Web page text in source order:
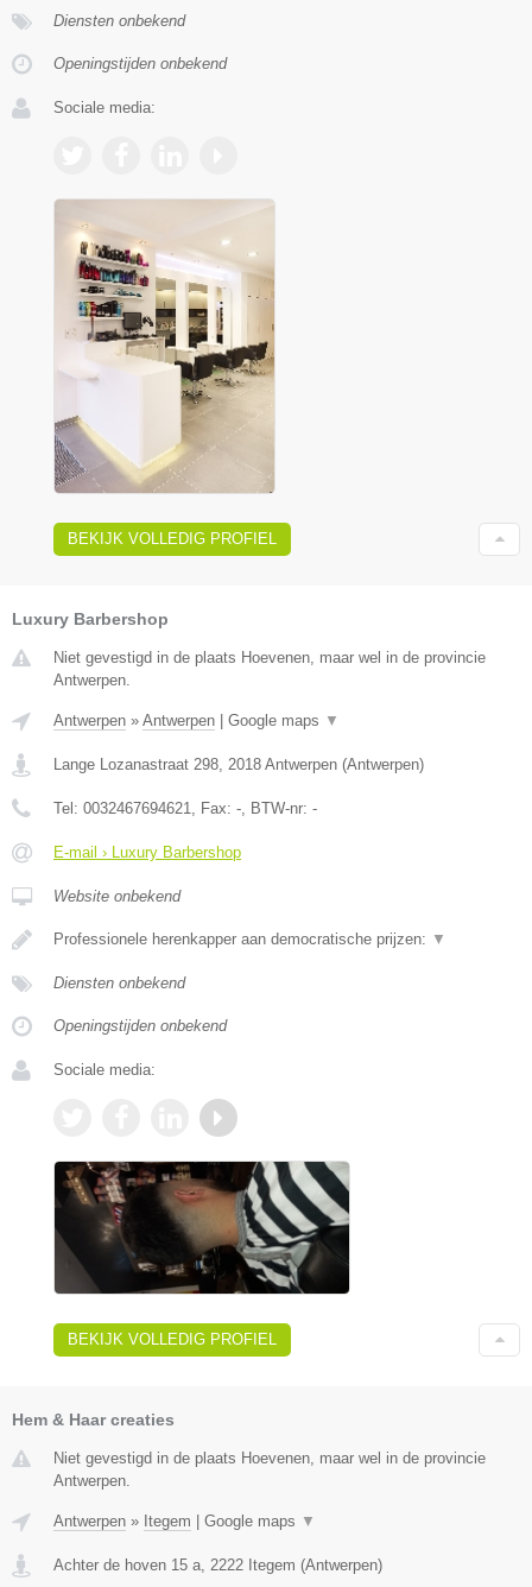
Diensten onbekend
Openingstijden onbekend
Sociale media:
BEKIJK VOLLEDIG PROFIEL
Luxury Barbershop
Niet gevestigd in de plaats Hoevenen, maar wel in de provincie
Antwerpen.
Antwerpen » Antwerpen Google maps ▼
Lange Lozanastraat 298 2018 Antwerpen (Antwerpen)
Tel: 0032467694621 , Fax: - , BTW-nr: -
E-mail › Luxury Barbershop
Website onbekend
Professionele herenkapper aan democratische prijzen: ▼
Diensten onbekend
Openingstijden onbekend
Sociale media:
BEKIJK VOLLEDIG PROFIEL
Hem & Haar creaties
Niet gevestigd in de plaats Hoevenen, maar wel in de provincie
Antwerpen.
Antwerpen » Itegem Google maps ▼
Achter de hoven 15 a 2222 Itegem (Antwerpen)